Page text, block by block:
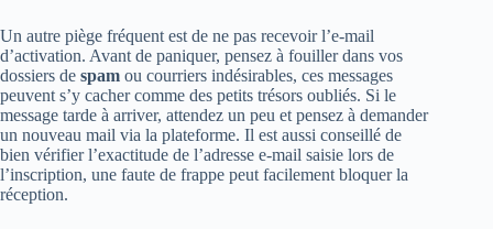
Un autre piège fréquent est de ne pas recevoir l’e-mail
d’activation. Avant de paniquer, pensez à fouiller dans vos
dossiers de spam ou courriers indésirables, ces messages
peuvent s’y cacher comme des petits trésors oubliés. Si le
message tarde à arriver, attendez un peu et pensez à demander
un nouveau mail via la plateforme. Il est aussi conseillé de
bien vérifier l’exactitude de l’adresse e-mail saisie lors de
l’inscription, une faute de frappe peut facilement bloquer la
réception.